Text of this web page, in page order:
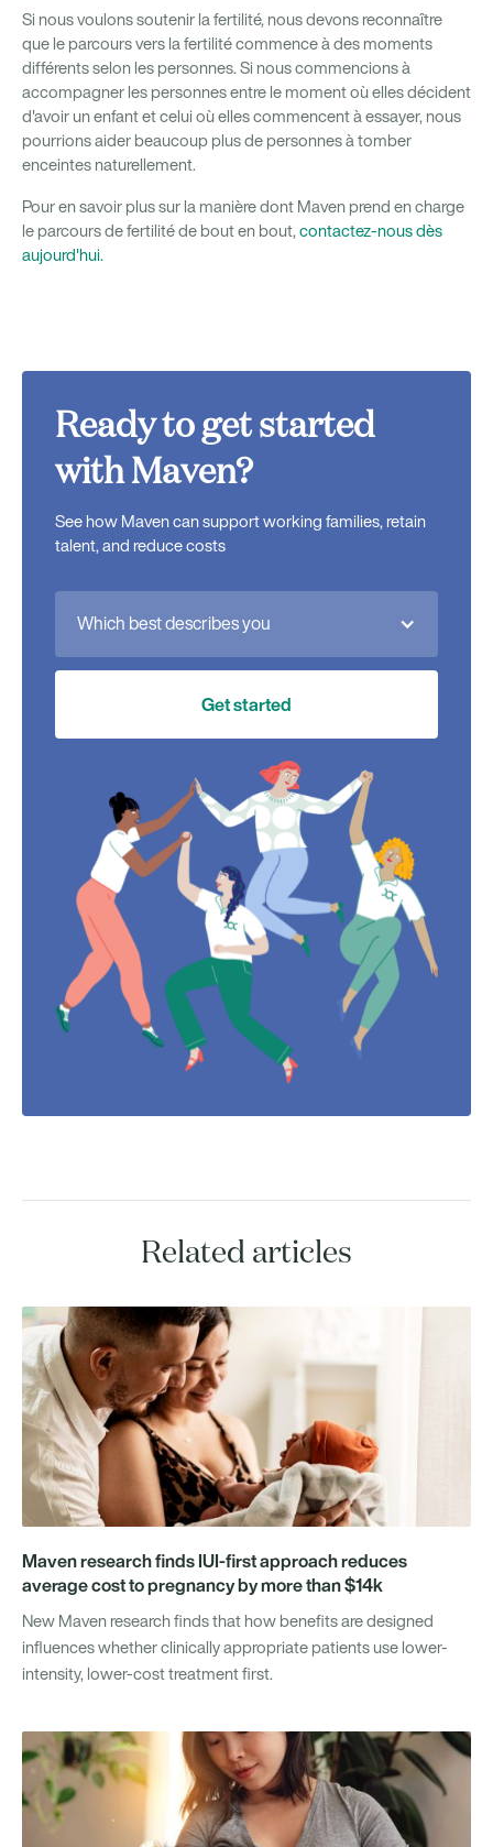
Si nous voulons soutenir la fertilité, nous devons reconnaître
que le parcours vers la fertilité commence à des moments
différents selon les personnes. Si nous commencions à
accompagner les personnes entre le moment où elles décident
d'avoir un enfant et celui où elles commencent à essayer, nous
pourrions aider beaucoup plus de personnes à tomber
enceintes naturellement.
Pour en savoir plus sur la manière dont Maven prend en charge
le parcours de fertilité de bout en bout, contactez-nous dès
aujourd'hui.
Ready to get started
with Maven?
See how Maven can support working families, retain
talent, and reduce costs
Which best describes you
Get started
Related articles
Maven research finds IUI-first approach reduces
average cost to pregnancy by more than $14k
New Maven research finds that how benefits are designed
influences whether clinically appropriate patients use lower-
intensity, lower-cost treatment first.